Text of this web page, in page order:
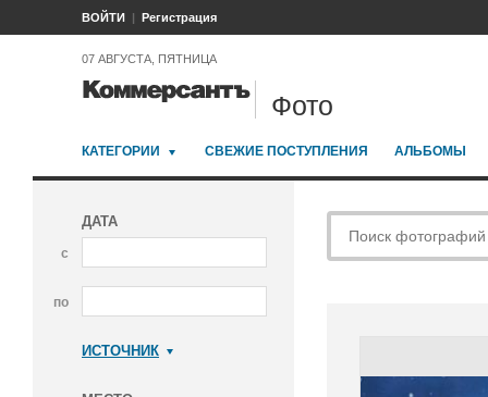
ВОЙТИ Регистрация
07 АВГУСТА, ПЯТНИЦА
Фото
КАТЕГОРИИ СВЕЖИЕ ПОСТУПЛЕНИЯ АЛЬБОМЫ
ДАТА
с
по
ИСТОЧНИК